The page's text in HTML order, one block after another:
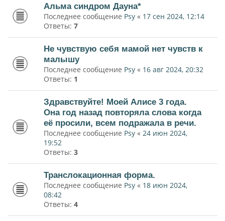
Альма синдром Дауна*
Последнее сообщение Psy « 17 сен 2024, 12:14
Ответы: 7
Не чувствую себя мамой нет чувств к
малышу
Последнее сообщение Psy « 16 авг 2024, 20:32
Ответы: 1
Здравствуйте! Моей Алисе 3 года.
Она год назад повторяла слова когда
её просили, всем подражала в речи.
Последнее сообщение Psy « 24 июн 2024,
19:52
Ответы: 3
Транслокационная форма.
Последнее сообщение Psy « 18 июн 2024,
08:42
Ответы: 4